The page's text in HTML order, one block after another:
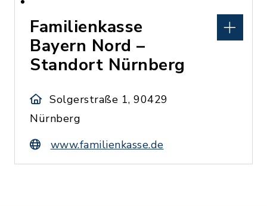
Familienkasse
Bayern Nord –
Standort Nürnberg
Solgerstraße 1, 90429
Nürnberg
www.familienkasse.de